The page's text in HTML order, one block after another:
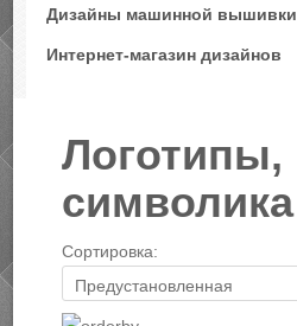
Дизайны машинной вышивки
Интернет-магазин дизайнов
Логотипы,
символика
Сортировка: